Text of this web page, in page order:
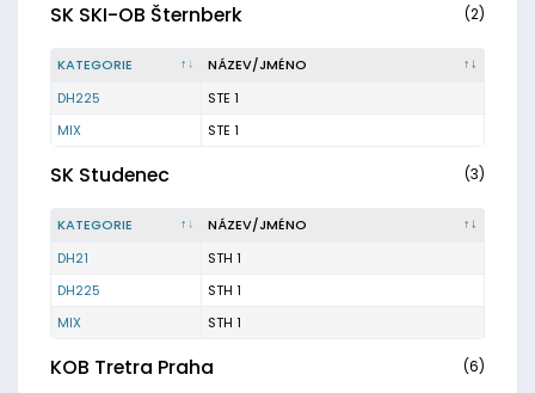
SK SKI-OB Šternberk (2)
KATEGORIE
NÁZEV/JMÉNO
DH225
STE 1
MIX
STE 1
SK Studenec (3)
KATEGORIE
NÁZEV/JMÉNO
DH21
STH 1
DH225
STH 1
MIX
STH 1
KOB Tretra Praha (6)